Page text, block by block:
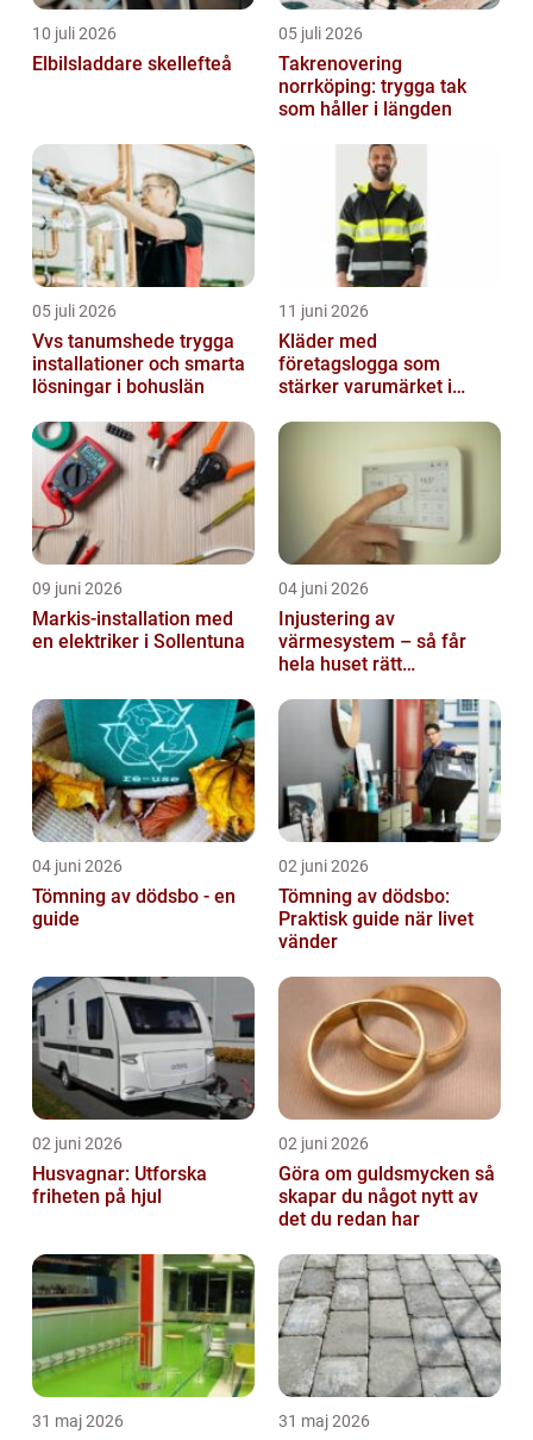
10 juli 2026
Elbilsladdare skellefteå
05 juli 2026
Takrenovering
norrköping: trygga tak
som håller i längden
05 juli 2026
Vvs tanumshede trygga
installationer och smarta
lösningar i bohuslän
11 juni 2026
Kläder med
företagslogga som
stärker varumärket i
09 juni 2026
Markis-installation med
en elektriker i Sollentuna
04 juni 2026
Injustering av
värmesystem – så får
hela huset rätt
04 juni 2026
Tömning av dödsbo - en
guide
02 juni 2026
Tömning av dödsbo:
Praktisk guide när livet
vänder
02 juni 2026
Husvagnar: Utforska
friheten på hjul
02 juni 2026
Göra om guldsmycken så
skapar du något nytt av
det du redan har
31 maj 2026 31 maj 2026